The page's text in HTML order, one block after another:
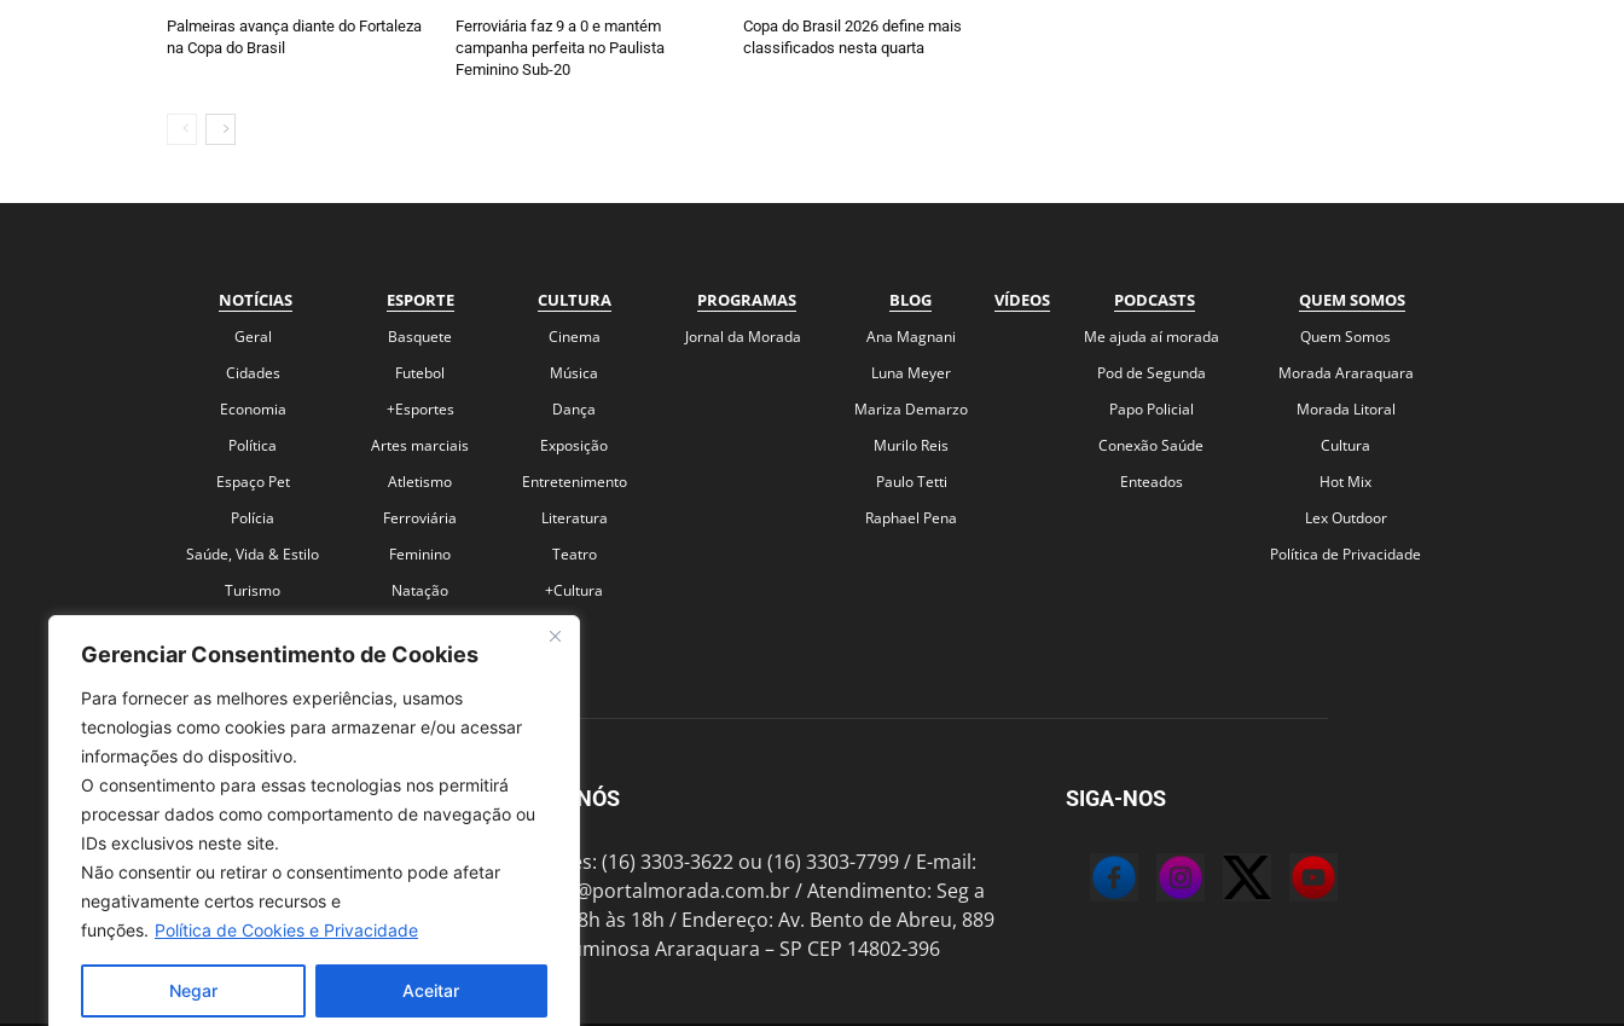
Gerenciar Consentimento de Cookies
Para fornecer as melhores experiências, usamos
tecnologias como cookies para armazenar e/ou acessar
informações do dispositivo.
O consentimento para essas tecnologias nos permitirá
processar dados como comportamento de navegação ou
IDs exclusivos neste site.
Não consentir ou retirar o consentimento pode afetar
negativamente certos recursos e
funções. Política de Cookies e Privacidade
Negar Aceitar
Palmeiras avança diante do Fortaleza
na Copa do Brasil
Ferroviária faz 9 a 0 e mantém
campanha perfeita no Paulista
Feminino Sub-20
Copa do Brasil 2026 define mais
classificados nesta quarta
NOTÍCIAS
Geral
Cidades
Economia
Política
Espaço Pet
Polícia
Saúde, Vida & Estilo
Turismo
ESPORTE
Basquete
Futebol
+Esportes
Artes marciais
Atletismo
Ferroviária
Feminino
Natação
CULTURA
Cinema
Música
Dança
Exposição
Entretenimento
Literatura
Teatro
+Cultura
PROGRAMAS
Jornal da Morada
BLOG
Ana Magnani
Luna Meyer
Mariza Demarzo
Murilo Reis
Paulo Tetti
Raphael Pena
VÍDEOS PODCASTS
Me ajuda aí morada
Pod de Segunda
Papo Policial
Conexão Saúde
Enteados
QUEM SOMOS
Quem Somos
Morada Araraquara
Morada Litoral
Cultura
Hot Mix
Lex Outdoor
Política de Privacidade
SOBRE NÓS
Telefones: (16) 3303-3622 ou (16) 3303-7799 / E-mail:
contato@portalmorada.com.br/ Atendimento: Seg a
Sex das 8h às 18h / Endereço: Av. Bento de Abreu, 889
Fonte Luminosa Araraquara – SP CEP 14802-396
SIGA-NOS